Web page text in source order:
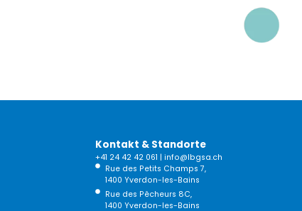
Kontakt & Standorte
+41 24 42 42 061 |info@lbgsa.ch
Rue des Petits Champs 7,
1400 Yverdon-les-Bains
Rue des Pêcheurs 8C,
1400 Yverdon-les-Bains